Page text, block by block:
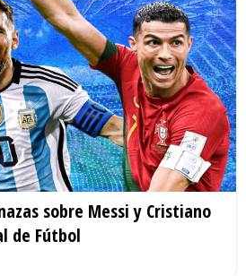
sobre Messi y Cristiano
de Fútbol